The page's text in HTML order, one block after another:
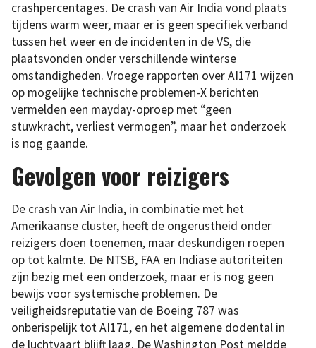
crashpercentages. De crash van Air India vond plaats
tijdens warm weer, maar er is geen specifiek verband
tussen het weer en de incidenten in de VS, die
plaatsvonden onder verschillende winterse
omstandigheden. Vroege rapporten over AI171 wijzen
op mogelijke technische problemen-X berichten
vermelden een mayday-oproep met “geen
stuwkracht, verliest vermogen”, maar het onderzoek
is nog gaande.
Gevolgen voor reizigers
De crash van Air India, in combinatie met het
Amerikaanse cluster, heeft de ongerustheid onder
reizigers doen toenemen, maar deskundigen roepen
op tot kalmte. De NTSB, FAA en Indiase autoriteiten
zijn bezig met een onderzoek, maar er is nog geen
bewijs voor systemische problemen. De
veiligheidsreputatie van de Boeing 787 was
onberispelijk tot AI171, en het algemene dodental in
de luchtvaart blijft laag. De Washington Post meldde